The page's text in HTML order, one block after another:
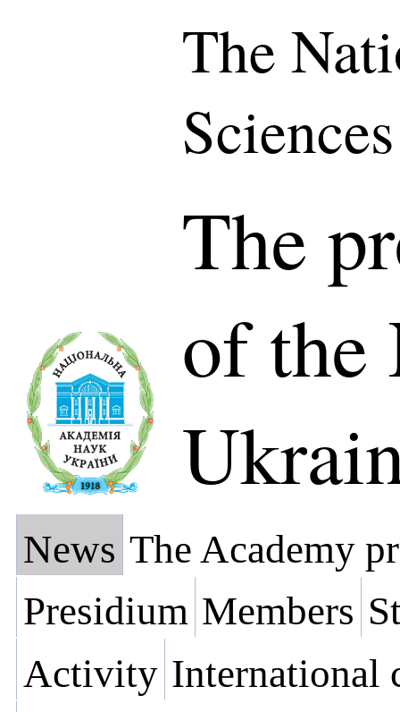
The
The
of the
News The Academy
Presidium Members
Activity International